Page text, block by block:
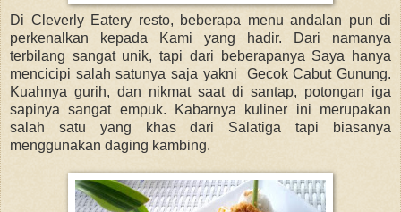
Di Cleverly Eatery resto, beberapa menu andalan pun di
perkenalkan kepada Kami yang hadir. Dari namanya
terbilang sangat unik, tapi dari beberapanya Saya hanya
mencicipi salah satunya saja yakni Gecok Cabut Gunung.
Kuahnya gurih, dan nikmat saat di santap, potongan iga
sapinya sangat empuk. Kabarnya kuliner ini merupakan
salah satu yang khas dari Salatiga tapi biasanya
menggunakan daging kambing.